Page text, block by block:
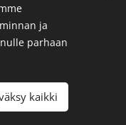
ja
parhaan
kaikki